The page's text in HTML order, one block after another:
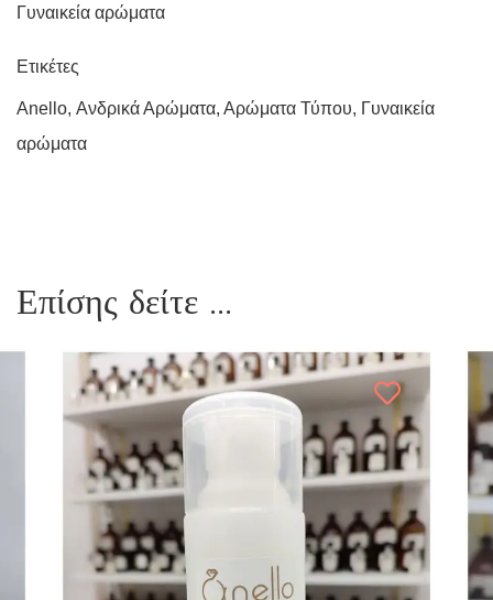
Γυναικεία αρώματα
Ετικέτες
Anello, Ανδρικά Αρώματα, Αρώματα Τύπου, Γυναικεία
αρώματα
Επίσης δείτε ...